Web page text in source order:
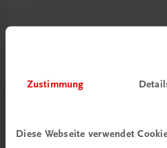
Zustimmung
Diese Webseite verwendet